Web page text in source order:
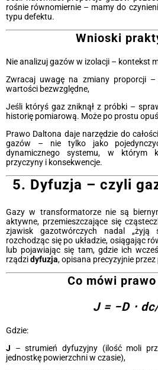
rośnie równomiernie – mamy do
typu defektu.
Wnioski
Nie analizuj gazów w izolacji – kontekst
Zwracaj uwagę na zmiany proporcji
wartości bezwzględne,
Jeśli któryś gaz zniknął z próbki –
historię pomiarową. Może po prostu
Prawo Daltona daje narzędzie do
gazów – nie tylko jako
dynamicznego systemu, w którym
przyczyny i konsekwencje.
5. Dyfuzja – czyli
Gazy w transformatorze nie są
aktywne, przemieszczające się
zjawisk gazotwórczych nadal „żyją
rozchodząc się po układzie, osiągając
lub pojawiając się tam, gdzie ich
rządzidyfuzja, opisana precyzyjnie przez
Co mówi
J = −D ⋅
Gdzie:
J – strumień dyfuzyjny (ilość moli
jednostkę powierzchni w czasie),